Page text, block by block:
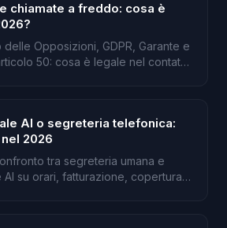
chiamate a freddo: cosa è
Opposizioni, GDPR, Garante e
50: cosa è legale nel contatto
AI o segreteria telefonica:
2026
tra segreteria umana e
AI su orari, fatturazione, copertura